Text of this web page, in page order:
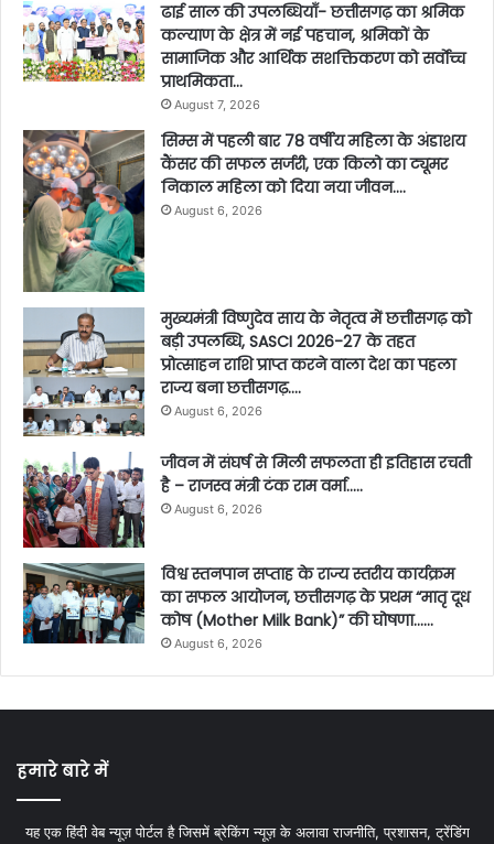
ढाई साल की उपलब्धियाँ- छत्तीसगढ़ का श्रमिक
कल्याण के क्षेत्र में नई पहचान, श्रमिकों के
सामाजिक और आर्थिक सशक्तिकरण को सर्वाेच्च
प्राथमिकता…
August 7, 2026
सिम्स में पहली बार 78 वर्षीय महिला के अंडाशय
कैंसर की सफल सर्जरी, एक किलो का ट्यूमर
निकाल महिला को दिया नया जीवन….
August 6, 2026
मुख्यमंत्री विष्णुदेव साय के नेतृत्व में छत्तीसगढ़ को
बड़ी उपलब्धि, SASCI 2026-27 के तहत
प्रोत्साहन राशि प्राप्त करने वाला देश का पहला
राज्य बना छत्तीसगढ़….
August 6, 2026
जीवन में संघर्ष से मिली सफलता ही इतिहास रचती
है – राजस्व मंत्री टंक राम वर्मा…..
August 6, 2026
विश्व स्तनपान सप्ताह के राज्य स्तरीय कार्यक्रम
का सफल आयोजन, छत्तीसगढ़ के प्रथम “मातृ दूध
कोष (Mother Milk Bank)” की घोषणा……
August 6, 2026
हमारे बारे में
यह एक हिंदी वेब न्यूज़ पोर्टल है जिसमें ब्रेकिंग न्यूज़ के अलावा राजनीति, प्रशासन, ट्रेंडिंग